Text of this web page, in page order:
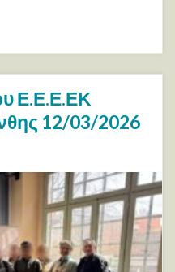
Ε.Ε.Ε.ΕΚ
12/03/2026